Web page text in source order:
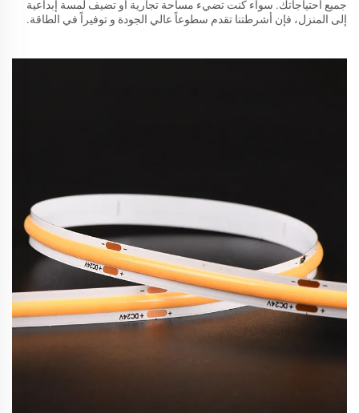
جميع احتياجاتك. سواء كنت تضيء مساحة تجارية أو تضيف لمسة إبداعية
إلى المنزل، فإن أشرطتنا تقدم سطوعاً عالي الجودة و توفيراً في الطاقة.